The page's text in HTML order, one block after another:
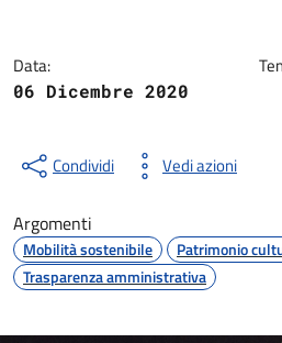
Data:
06 Dicembre 2020
Condividi Vedi azioni
Argomenti
Mobilità sostenibile
Patrimonio
Trasparenza amministrativa